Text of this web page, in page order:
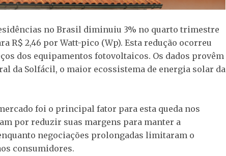
no Brasil diminuiu 3% no quarto trimestre
R$ 2,46 por Watt-pico (Wp). Esta redução ocorreu
dos equipamentos fotovoltaicos. Os dados provêm
da Solfácil, o maior ecossistema de energia solar da
foi o principal fator para esta queda nos
por reduzir suas margens para manter a
negociações prolongadas limitaram o
consumidores.